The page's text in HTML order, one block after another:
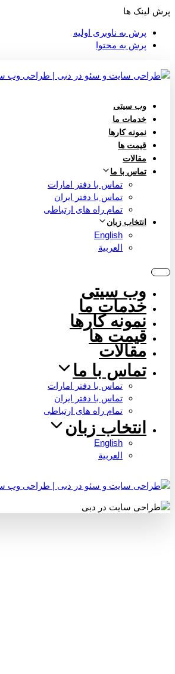
پرش لینک ها
پرش به ناوبری اولیه
پرش به محتوا
وب سیتی
خدمات ما
نمونه کارها
قیمت ها
مقالات
تماس با ما
تماس با دفتر امارات
تماس با دفتر ایران
تمام راه های ارتباطی
انتخاب زبان
English
العربية
وب سیتی
خدمات ما
نمونه کارها
قیمت ها
مقالات
تماس با ما
تماس با دفتر امارات
تماس با دفتر ایران
تمام راه های ارتباطی
انتخاب زبان
English
العربية